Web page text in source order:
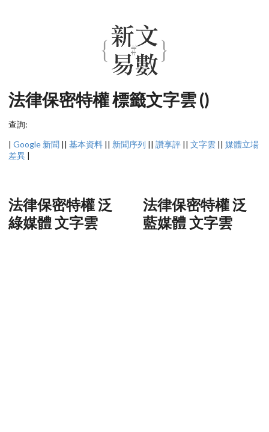
法律保密特權 標籤文字雲 ()
查詢:
| Google 新聞 || 基本資料 || 新聞序列 || 讚享評 || 文字雲 || 媒體立場
差異 |
法律保密特權 泛
綠媒體 文字雲
法律保密特權 泛
藍媒體 文字雲